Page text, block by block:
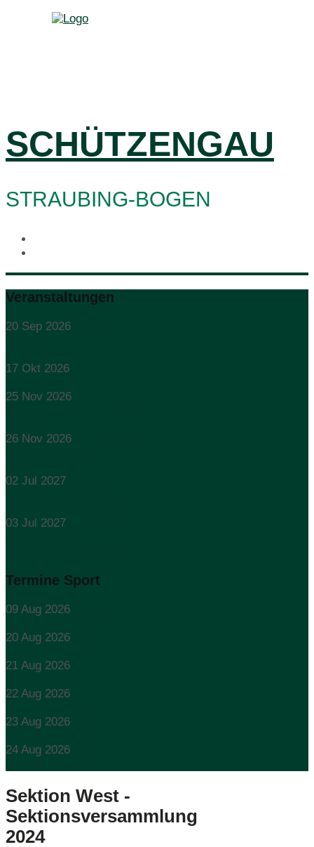
SCHÜTZENGAU
STRAUBING-BOGEN
Veranstaltungen
20 Sep 2026
17 Okt 2026
25 Nov 2026
26 Nov 2026
02 Jul 2027
03 Jul 2027
Termine Sport
09 Aug 2026
20 Aug 2026
21 Aug 2026
22 Aug 2026
23 Aug 2026
24 Aug 2026
Sektion West -
Sektionsversammlung
2024